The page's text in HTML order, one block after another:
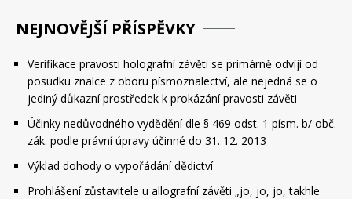
NEJNOVĚJŠÍ PŘÍSPĚVKY
Verifikace pravosti holografní závěti se primárně odvíjí od
posudku znalce z oboru písmoznalectví, ale nejedná se o
jediný důkazní prostředek k prokázání pravosti závěti
Účinky nedůvodného vydědění dle § 469 odst. 1 písm. b/ obč.
zák. podle právní úpravy účinné do 31. 12. 2013
Výklad dohody o vypořádání dědictví
Prohlášení zůstavitele u allografní závěti „jo, jo, jo, takhle